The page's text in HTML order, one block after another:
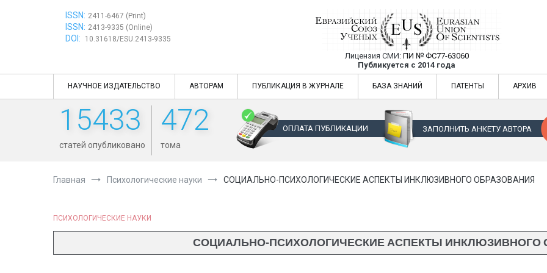
ISSN: 2411-6467 (Print)
ISSN: 2413-9335 (Online)
DOI: 10.31618/ESU.2413-9335
Евразийский Союз Ученых —
Лицензия СМИ: ПИ № ФС77-63060
Публикуется с 2014 года
Евразийский Союз Ученых — публикация научных статей в
НАУЧНОЕ ИЗДАТЕЛЬСТВО АВТОРАМ ПУБЛИКАЦИЯ В ЖУРНАЛЕ БАЗА ЗНАНИЙ ПАТЕНТЫ АРХИВ
15433
статей опубликовано
472
тома
ОПЛАТА ПУБЛИКАЦИИ ЗАПОЛНИТЬ АНКЕТУ АВТОРА
Главная Психологические науки СОЦИАЛЬНО-ПСИХОЛОГИЧЕСКИЕ АСПЕКТЫ ИНКЛЮЗИВНОГО ОБРАЗОВАНИЯ
ПСИХОЛОГИЧЕСКИЕ НАУКИ
СОЦИАЛЬНО-ПСИХОЛОГИЧЕСКИЕ АСПЕКТЫ ИНКЛЮЗИВНОГО